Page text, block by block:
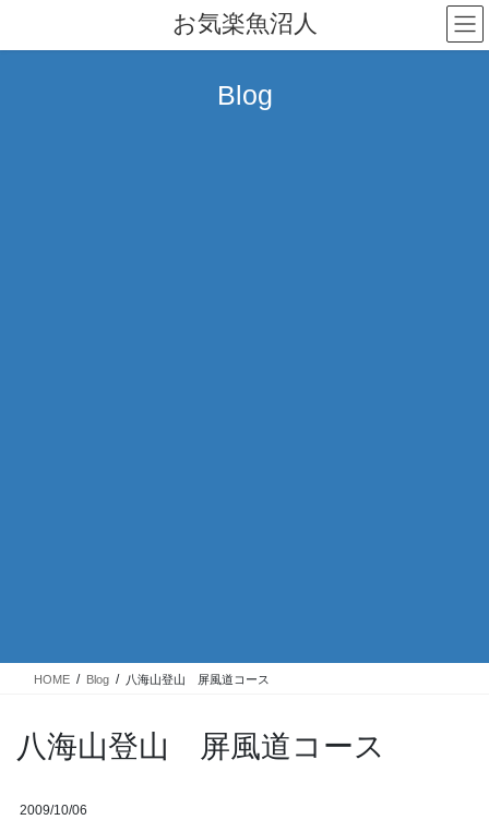
テ
ゲ
お気楽魚沼人
Blog
HOME Blog 八海山登山 屏風道コース
八海山登山 屏風道コース
2009/10/06